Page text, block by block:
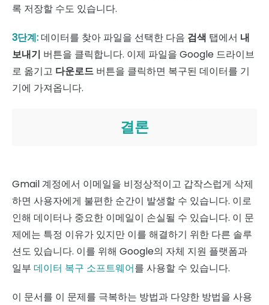
록 저장할 수도 있습니다.
3단계:데이터를 찾아 파일을 선택한 다음 검색 탭에서 내
보내기 버튼을 클릭합니다. 이제 파일을 Google 드라이브
로 옮기고 다운로드 버튼을 클릭하면 복구된 데이터를 기
기에 가져옵니다.
결론
Gmail 계정에서 이메일을 비정상적이고 갑작스럽게 삭제
하면 사용자에게 불편한 순간이 발생할 수 있습니다. 이로
인해 데이터나 중요한 이메일이 손실될 수 있습니다. 이 문
제에는 특정 이유가 있지만 이를 해결하기 위한 다른 솔루
션도 있습니다. 이를 위해 Google의 자체 지원 플랫폼과
일부 데이터 복구 소프트웨어를 사용할 수 있습니다.
이 문서를 이 문제를 극복하는 방법과 다양한 방법을 사용